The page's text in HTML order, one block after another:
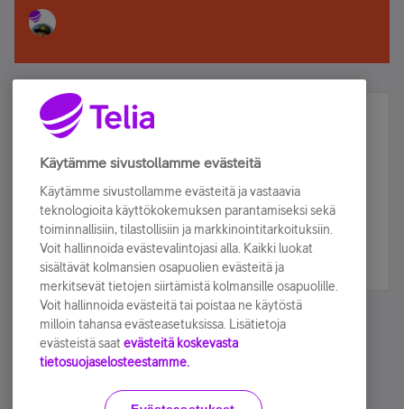
Älä jää paitsi – osallistu ja voita!
Tilaa Telian uutiskirje ja olet mukana arvonnassa.
sähköpostiisi.
Tilaa nyt
Käytämme sivustollamme evästeitä
Käytämme sivustollamme evästeitä ja vastaavia
teknologioita käyttökokemuksen parantamiseksi sekä
toiminnallisiin, tilastollisiin ja markkinointitarkoituksiin.
Voit hallinnoida evästevalintojasi alla. Kaikki luokat
sisältävät kolmansien osapuolien evästeitä ja
merkitsevät tietojen siirtämistä kolmansille osapuolille.
Voit hallinnoida evästeitä tai poistaa ne käytöstä
milloin tahansa evästeasetuksissa. Lisätietoja
evästeistä saat evästeitä koskevasta
tietosuojaselosteestamme.